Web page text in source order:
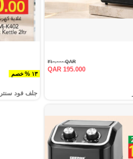
QAR ٢١٠.٠٠٠
QAR 195.000
١٣ % خصم
جلف فود سنتر